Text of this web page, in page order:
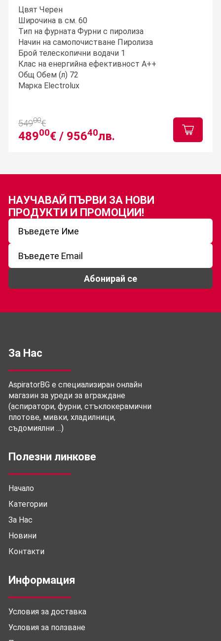
Цвят Черен
Широчина в см. 60
Тип на фурната Фурни с пиролиза
Начин на самопочистване Пиролиза
Брой телескопични водачи 1
Клас на енергийна ефективност A++
Общ Обем (л) 72
Марка Electrolux
48900€ / 95640лв.
54900€
НАУЧАВАЙ ПЪРВИ ЗА НОВИ
ПРОДУКТИ И ПРОМОЦИИ!
Абонирай се
За Нас
AspiratorBG е специализиран онлайн
магазин за уреди за вграждане
(аспиратори, фурни, стъклокерамични
плотове, мивки, хладилници,
съдомиялни …)
Полезни линкове
Начало
Категории
За Нас
Новини
Контакти
Информация
Условия за доставка
Условия за ползване